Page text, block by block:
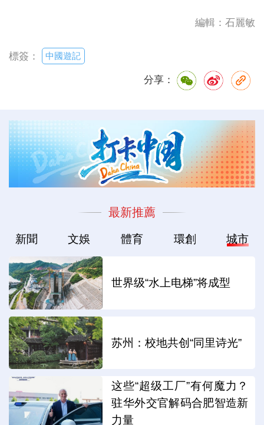
編輯：石麗敏
標簽： 中國遊記
分享：
最新推薦
新聞 文娛 體育 環創 城市
世界级“水上电梯”将成型
苏州：校地共创“同里诗光”
这些“超级工厂”有何魔力？
驻华外交官解码合肥智造新
力量